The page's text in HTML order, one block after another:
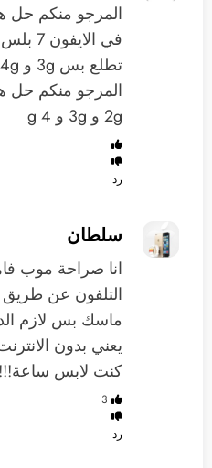
المرجو منكم حل
في
المرجو منكم حل
2g و 3g و 4 g
رد
سلطان
انا صراحة موب
التلفون عن
ماسك بس لازم
يعني بدون
كنت لابس
3
رد